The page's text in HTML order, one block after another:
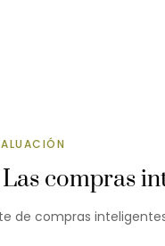
compras
de compras